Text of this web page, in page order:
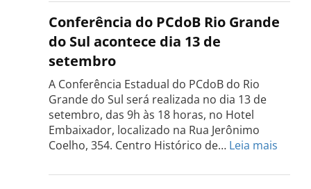
do
Tocantins
será
realizada
dia
18
de
setembro
Conferência do PCdoB Rio Grande
do Sul acontece dia 13 de
setembro
A Conferência Estadual do PCdoB do Rio
Grande do Sul será realizada no dia 13 de
setembro, das 9h às 18 horas, no Hotel
Embaixador, localizado na Rua Jerônimo
Coelho, 354. Centro Histórico de… Leia mais
do